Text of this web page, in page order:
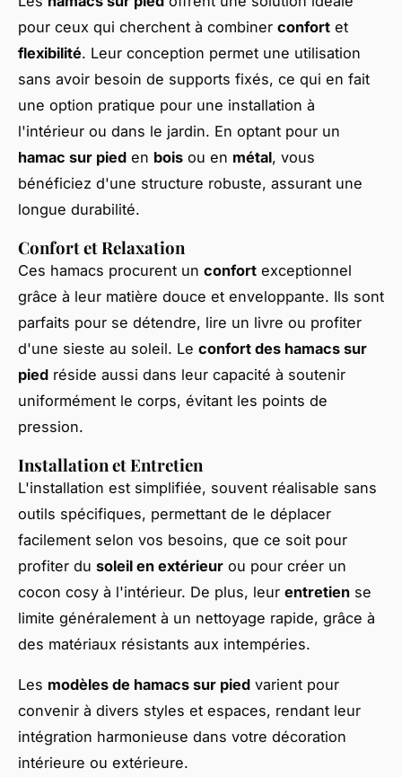
pour ceux qui cherchent à combiner confort et
flexibilité. Leur conception permet une utilisation
sans avoir besoin de supports fixés, ce qui en fait
une option pratique pour une installation à
l'intérieur ou dans le jardin. En optant pour un
hamac sur pied en bois ou en métal, vous
bénéficiez d'une structure robuste, assurant une
longue durabilité.
Confort et Relaxation
Ces hamacs procurent un confort exceptionnel
grâce à leur matière douce et enveloppante. Ils sont
parfaits pour se détendre, lire un livre ou profiter
d'une sieste au soleil. Le confort des hamacs sur
pied réside aussi dans leur capacité à soutenir
uniformément le corps, évitant les points de
pression.
Installation et Entretien
L'installation est simplifiée, souvent réalisable sans
outils spécifiques, permettant de le déplacer
facilement selon vos besoins, que ce soit pour
profiter du soleil en extérieur ou pour créer un
cocon cosy à l'intérieur. De plus, leur entretien se
limite généralement à un nettoyage rapide, grâce à
des matériaux résistants aux intempéries.
Les modèles de hamacs sur pied varient pour
convenir à divers styles et espaces, rendant leur
intégration harmonieuse dans votre décoration
intérieure ou extérieure.